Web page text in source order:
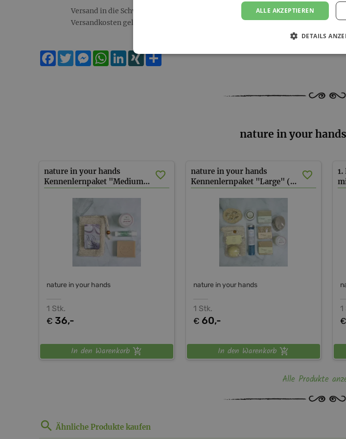
Versand in die Schweiz/ Liechtenstein: es können Gebühren anfallen.
Versandkosten gelten bei Paketgewicht bis 2 KG!
Facebook
TwitterMessengerWhatsApp
LinkedIn
XINGTeilen
nature in your
nature in your hands
Kennenlernpaket "Medium" (inkl. Versand
nature in your hands
1 Stk.
€ 36,-
In den Warenkorb
nature in your hands
Kennenlernpaket "Large" (inkl. Versand)
nature in your hands
1 Stk.
€ 60,-
In den Warenkorb
1.
€
Alle Produkte
Ähnliche Produkte kaufen
ALLE AKZEPTIEREN
DETAILS